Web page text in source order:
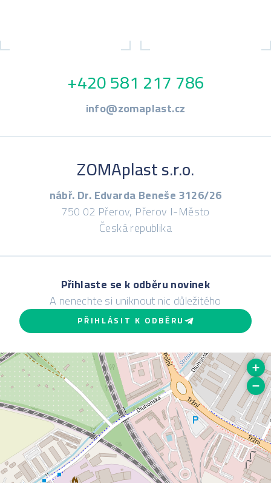
+420 581 217 786
info@zomaplast.cz
ZOMAplast s.r.o.
nábř. Dr. Edvarda Beneše 3126/26
750 02 Přerov, Přerov I-Město
Česká republika
Přihlaste se k odběru novinek
A nenechte si uniknout nic důležitého
PŘIHLÁSIT K ODBĚRU